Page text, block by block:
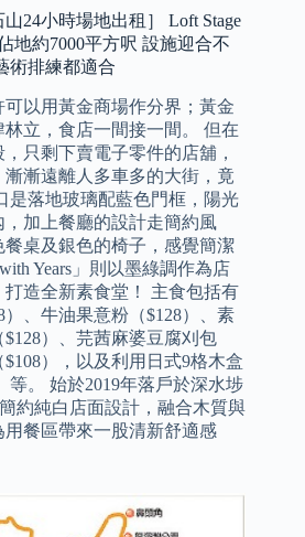
24小時場地出租］ Loft Stage
地約7000平方呎 設施迎合不
術排練都適合
以用黃金商場作分界；黃金
立，食店一間接一間。 但在
只剩下賣電子零件的店舖，
漸遠離人多車多的大街，竟
是落地玻璃配藍色門框，陽光
加上餐廳的設計走簡約風
桌及銀色的椅子，感覺簡潔
Years」則以墨綠調作為店
造全新素食堂！ 主食包括有
）、牛油果意粉（$128）、素
）、芫茜⿇婆⾖腐刈包
$108），以及利用日式9格木盒
等。 始於2019年落戶於深水埗
約純白店面設計，融合木質與
餐區帶來一股清新舒適感